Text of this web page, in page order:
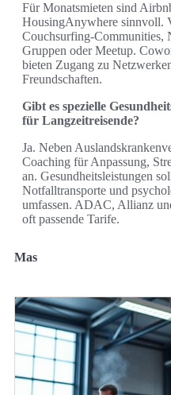
Für Monatsmieten sind
HousingAnywhere sinnvoll.
Couchsurfing-Communities,
Gruppen oder Meetup.
bieten Zugang zu
Freundschaften.
Gibt es spezielle
für Langzeitreisende?
Ja. Neben
Coaching für Anpassung,
an. Gesundheitsleistungen
Notfalltransporte und
umfassen. ADAC, Allianz
oft passende Tarife.
Mas